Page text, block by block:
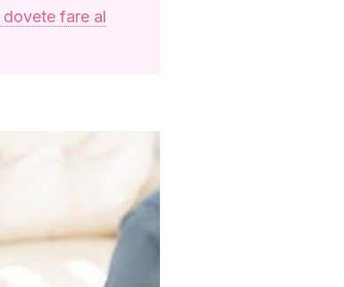
fare al